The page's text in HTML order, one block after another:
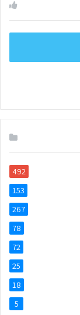
492
153
267
78
72
25
18
5